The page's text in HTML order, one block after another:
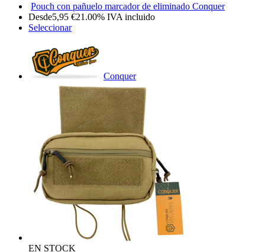
Pouch con pañuelo marcador de eliminado Conquer
Desde5,95 €21.00% IVA incluido
Seleccionar
Conquer
EN STOCK